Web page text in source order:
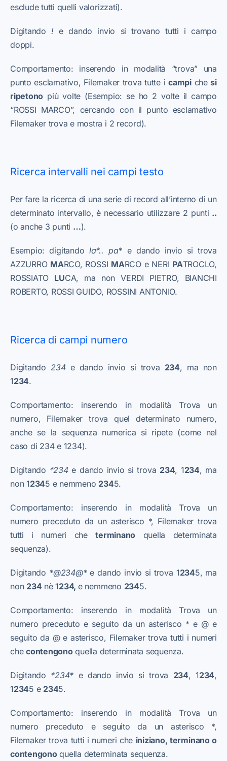
esclude tutti quelli valorizzati).
Digitando!e dando invio si trovano tutti i campo
doppi.
Comportamento: inserendo in modalità “trova” una
punto esclamativo, Filemaker trova tutte icampichesi
ripetono più volte (Esempio: se ho 2 volte il campo
“ROSSI MARCO”, cercando con il punto esclamativo
Filemaker trova e mostra i 2 record).
Ricerca intervalli nei campi testo
Per fare la ricerca di una serie di record all’interno di un
determinato intervallo, è necessario utilizzare 2 punti ..
(o anche 3 punti …).
Esempio: digitando la*.. pa* e dando invio si trova
AZZURRO MARCO, ROSSI MARCO e NERI PATROCLO,
ROSSIATO LUCA, ma non VERDI PIETRO, BIANCHI
ROBERTO, ROSSI GUIDO, ROSSINI ANTONIO.
Ricerca di campi numero
Digitando 234 e dando invio si trova 234, ma non
1234.
Comportamento: inserendo in modalità Trova un
numero, Filemaker trova quel determinato numero,
anche se la sequenza numerica si ripete (come nel
caso di 234 e 1234).
Digitando *234e dando invio si trova 234, 1234, ma
non 12345 e nemmeno 2345.
Comportamento: inserendo in modalità Trova un
numero preceduto da un asterisco *, Filemaker trova
tutti i numeri cheterminano quella determinata
sequenza).
Digitando *@234@*e dando invio si trova 12345, ma
non 234 nè 1234, e nemmeno 2345.
Comportamento: inserendo in modalità Trova un
numero preceduto e seguito da un asterisco * e @ e
seguito da @ e asterisco, Filemaker trova tutti i numeri
checontengonoquella determinata sequenza.
Digitando *234* e dando invio si trova 234, 1234,
12345 e 2345.
Comportamento: inserendo in modalità Trova un
numero preceduto e seguito da un asterisco *,
Filemaker trova tutti i numeri che iniziano, terminano o
contengonoquella determinata sequenza.